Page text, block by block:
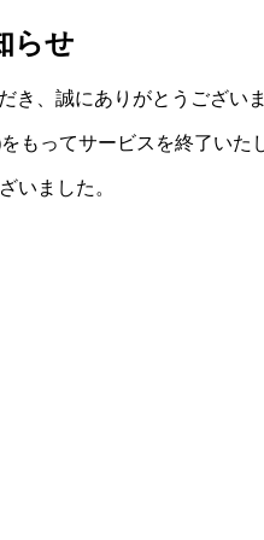
らせ
き、誠にありがとうございま
もってサービスを終了いた
いました。